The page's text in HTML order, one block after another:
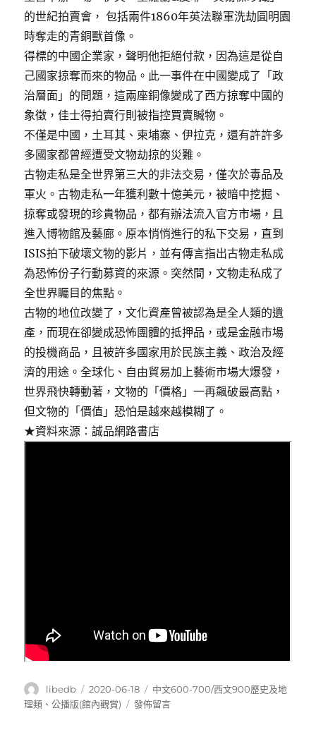
的世紀拍賣會， 包括兩件1860年英法聯軍洗劫圓明園
時奪走的青銅獸首像。
得標的中國企業家，聲明他拒絕付款，因為這是從自
己國家掠奪而來的物品。此一事件在中國變成了「政
治層面」的問題，這兩座銅像變成了西方掠奪中國的
象徵，佳士得拍賣行則被指控買賣贓物。
不僅是中國，土耳其、柬埔寨、伊拉克，還有許許多
多國家都曾經遭受文物劫掠的災難。
古物走私是全世界第三大的非法交易，僅次於毒品及
軍火。古物走私一年獲利數十億美元，被暗中挖掘、
掠奪或發現的珍貴物品，都有辦法流入官方市場，且
進入博物館及藝廊。原本悄悄進行的私下交易，直到
ISIS拍下破壞文物的影片，並有傳言指出古物走私成
為恐怖份子行動募資的來源。突然間，文物走私成了
全世界矚目的焦點。
古物的地位改變了，文化資產曾被認為是全人類的遺
產，而現在卻變成恐怖團體的抵押品，或是金融市場
的投機商品，且被許多國家用於民族主義、政治及經
濟的用途。全球化、自由貿易加上藝術市場大爆發，
世界飛快轉動著，文物的「價格」一再飆破最高點，
但文物的「價值」恐怕是越來越模糊了。
★資料來源：誠品網路書店
作
者
libedb
發
佈
2020-06-18
分
類
中文600-700/西文900歷史及地
理類 、公播版(館內觀賞)
在
發佈留言